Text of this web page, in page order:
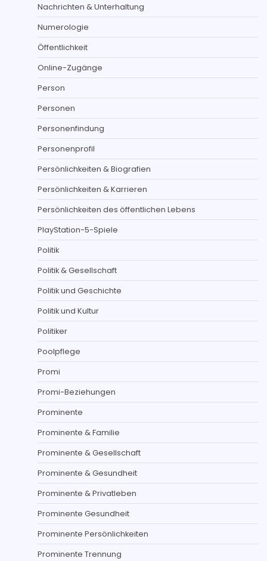
Nachrichten & Unterhaltung
Numerologie
Öffentlichkeit
Online-Zugänge
Person
Personen
Personenfindung
Personenprofil
Persönlichkeiten & Biografien
Persönlichkeiten & Karrieren
Persönlichkeiten des öffentlichen Lebens
PlayStation-5-Spiele
Politik
Politik & Gesellschaft
Politik und Geschichte
Politik und Kultur
Politiker
Poolpflege
Promi
Promi-Beziehungen
Prominente
Prominente & Familie
Prominente & Gesellschaft
Prominente & Gesundheit
Prominente & Privatleben
Prominente Gesundheit
Prominente Persönlichkeiten
Prominente Trennung